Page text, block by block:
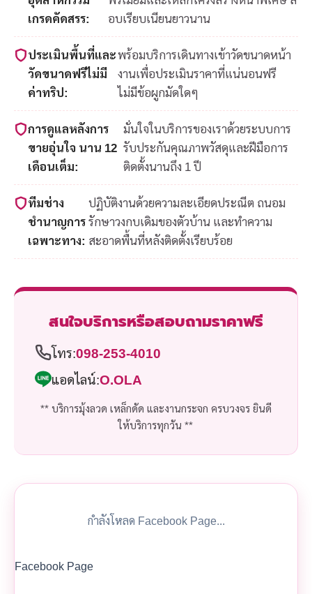
เกรดคัดสรร:
อบเรียบเนียนยาวนาน
ประเมินพื้นที่และ
วัดขนาดฟรีไม่มี
ค่าทริป:
พร้อมบริการเดินทางเข้าวัดขนาดหน้า
งานเพื่อประเมินราคาที่แน่นอนฟรี
ไม่มีข้อผูกมัดใดๆ
การดูแลหลังการ
ขายอุ่นใจ นาน 12
เดือนเต็ม:
มั่นใจในบริการของเราด้วยระบบการ
รับประกันคุณภาพวัสดุและฝีมือการ
ติดตั้งนานถึง 1 ปี
ทีมช่าง
ชำนาญการ
เฉพาะทาง:
ปฏิบัติงานด้วยความละเอียดประณีต ถนอม
รักษาวงกบเดิมของตัวบ้าน และทำความ
สะอาดพื้นที่หลังติดตั้งเรียบร้อย
สนใจบริการหรือสอบถามราคาฟรี
โทร:098-253-4010
แอดไลน์:O.OLA
** บริการมุ้งลวด เหล็กดัด และงานกระจก ครบวงจร ยินดี
ให้บริการทุกวัน **
กำลังโหลด Facebook Page...
Facebook Page